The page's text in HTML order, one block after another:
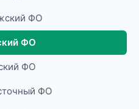
ФО
ФО
ФО
ФО